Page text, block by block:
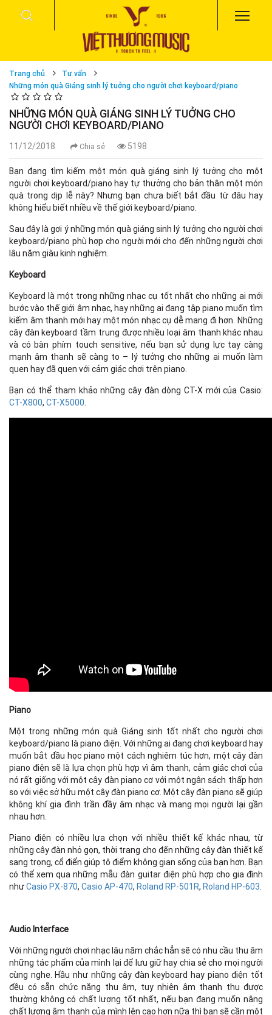
Trang chủ
Tư vấn
Những món quà Giáng sinh lý tuởng cho người chơi keyboard/piano
NHỮNG MÓN QUÀ GIÁNG SINH LÝ TUỞNG CHO
NGƯỜI CHƠI KEYBOARD/PIANO
11/12/2018 Chia sẻ 5198
Bạn đang tìm kiếm một món quà giáng sinh lý tưởng cho một
người chơi keyboard/piano hay tự thưởng cho bản thân một món
quà trong dịp lễ này? Nhưng bạn chưa biết bắt đầu từ đâu hay
không hiểu biết nhiều về thế giới keyboard/piano.
Sau đây là gợi ý những món quà giáng sinh lý tưởng cho người chơi
keyboard/piano phù hợp cho người mới cho đến những người chơi
lâu năm giàu kinh nghiệm.
Keyboard
Keyboard là một trong những nhạc cụ tốt nhất cho những ai mới
bước vào thế giới âm nhạc, hay những ai đang tập piano muốn tìm
kiếm âm thanh mới hay một món nhạc cụ dễ mang đi hơn. Những
cây đàn keyboard tầm trung được nhiều loại âm thanh khác nhau
và có bàn phím touch sensitive, nếu bạn sử dụng lực tay càng
mạnh âm thanh sẽ càng to – lý tưởng cho những ai muốn làm
quen hay đã quen với cảm giác chơi trên piano.
Bạn có thể tham khảo những cây đàn dòng CT-X mới của Casio:
CT-X800, CT-X5000.
Piano
Một trong những món quà Giáng sinh tốt nhất cho người chơi
keyboard/piano là piano điện. Với những ai đang chơi keyboard hay
muốn bắt đầu học piano một cách nghiêm túc hơn, một cây đàn
piano điện sẽ là lựa chọn phù hợp vì âm thanh, cảm giác chơi của
nó rất giống với một cây đàn piano cơ với một ngân sách thấp hơn
so với việc sở hữu một cây đàn piano cơ. Một cây đàn piano sẽ giúp
không khí gia đình trần đầy âm nhạc và mang mọi người lại gần
nhau hơn.
Piano điện có nhiều lựa chọn với nhiều thiết kế khác nhau, từ
những cây đàn nhỏ gọn, thời trang cho đến những cây đàn thiết kế
sang trọng, cổ điển giúp tô điểm không gian sống của bạn hơn. Bạn
có thể xem qua những mẫu đàn guitar điện phù hợp cho gia đình
nhưCasio PX-870, Casio AP-470, Roland RP-501R, Roland HP-603.
Audio Interface
Với những người chơi nhạc lâu năm chắc hẳn sẽ có nhu cầu thu âm
những tác phẩm của mình lại để lưu giữ hay chia sẻ cho mọi người
cùng nghe. Hầu như những cây đàn keyboard hay piano điện tốt
đều có sẵn chức năng thu âm, tuy nhiên âm thanh thu được
thường không có chất lượng tốt nhất, nếu bạn đang muốn nâng
chất lượng âm thanh của mình lên cao hơn nữa thì bạn sẽ cần một